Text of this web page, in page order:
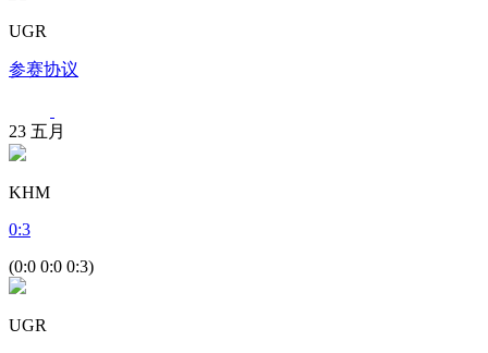
UGR
参赛协议
23 五月
KHM
0:3
(0:0 0:0 0:3)
UGR